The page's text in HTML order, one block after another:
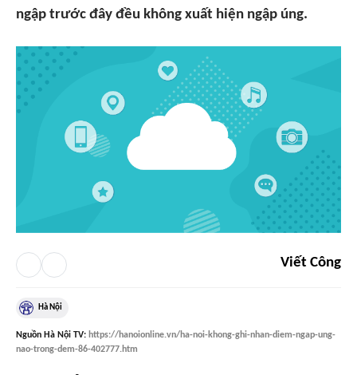
ngập trước đây đều không xuất hiện ngập úng.
Viết Công
Hà Nội
Nguồn Hà Nội TV: https://hanoionline.vn/ha-noi-khong-ghi-nhan-diem-ngap-ung-
nao-trong-dem-86-402777.htm